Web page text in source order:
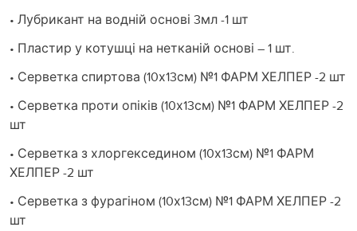
• Лубрикант на водній основі 3мл -1 шт
• Пластир у котушці на нетканій основі – 1 шт.
• Серветка спиртова (10х13см) №1 ФАРМ ХЕЛПЕР -2 шт
• Серветка проти опіків (10х13см) №1 ФАРМ ХЕЛПЕР -2
шт
• Серветка з хлоргекседином (10х13см) №1 ФАРМ
ХЕЛПЕР -2 шт
• Серветка з фурагіном (10х13см) №1 ФАРМ ХЕЛПЕР -2
шт